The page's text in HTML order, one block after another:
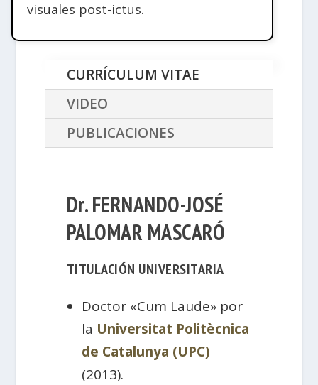
visuales post-ictus.
CURRÍCULUM VITAE
VIDEO
PUBLICACIONES
Dr. FERNANDO-JOSÉ
PALOMAR MASCARÓ
TITULACIÓN UNIVERSITARIA
Doctor «Cum Laude» por
la Universitat Politècnica
de Catalunya (UPC)
(2013).